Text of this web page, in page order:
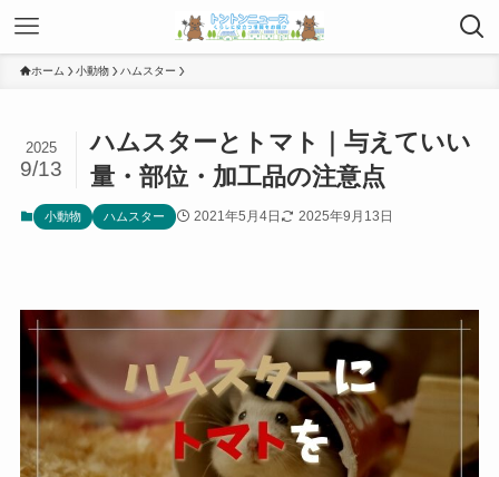
ホーム 小動物 ハムスター
ハムスターとトマト｜与えていい
量・部位・加工品の注意点
2025
9/13
小動物 ハムスター 2021年5月4日 2025年9月13日